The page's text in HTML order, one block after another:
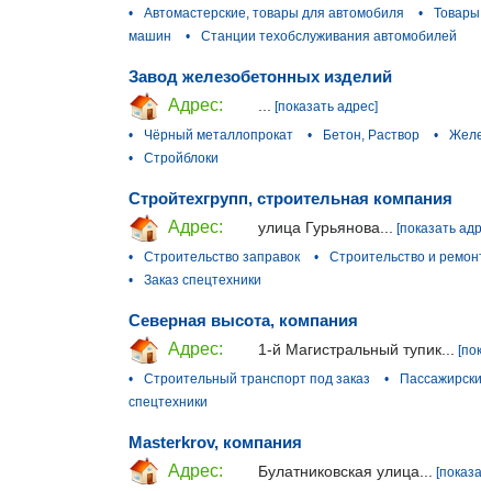
•
Автомастерские, товары для автомобиля •
машин
• Станции техобслуживания автомобилей
Завод железобетонных изделий
Адрес:
... [показать адрес]
•
Чёрный металлопрокат • Бетон, Раствор •
•
Стройблоки
Стройтехгрупп, строительная компания
Адрес:
улица Гурьянова...
[показать
•
Строительство заправок • Строительство и
•
Заказ спецтехники
Северная высота, компания
Адрес:
1-й Магистральный тупик...
•
Строительный транспорт под заказ •
спецтехники
Masterkrov, компания
Адрес:
Булатниковская улица...